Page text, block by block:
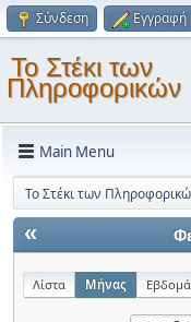
Σύνδεση Εγγραφή
Το Στέκι των
Πληροφορικών
Main Menu
Το Στέκι των
«
Λίστα Μήνας